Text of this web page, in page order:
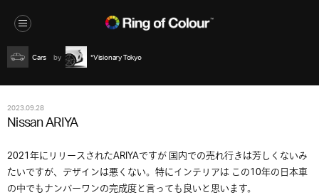
Cars *Visionary Tokyo
2023.09.28
Nissan ARIYA
2021年にリリースされたARIYAですが 国内での売れ行きは芳しくないみ
たいですが、デザインは悪くない。特にインテリアは この10年の日本車
の中でもナンバーワンの完成度と言っても良いと思います。